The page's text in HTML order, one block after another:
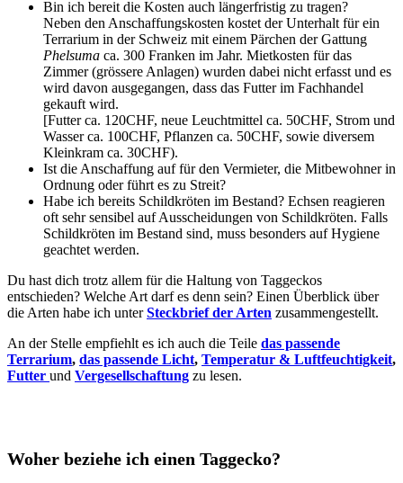
Bin ich bereit die Kosten auch längerfristig zu tragen?
Neben den Anschaffungskosten kostet der Unterhalt für ein
Terrarium in der Schweiz mit einem Pärchen der Gattung
Phelsuma ca. 300 Franken im Jahr. Mietkosten für das
Zimmer (grössere Anlagen) wurden dabei nicht erfasst und es
wird davon ausgegangen, dass das Futter im Fachhandel
gekauft wird.
[Futter ca. 120CHF, neue Leuchtmittel ca. 50CHF, Strom und
Wasser ca. 100CHF, Pflanzen ca. 50CHF, sowie diversem
Kleinkram ca. 30CHF).
Ist die Anschaffung auf für den Vermieter, die Mitbewohner in
Ordnung oder führt es zu Streit?
Habe ich bereits Schildkröten im Bestand? Echsen reagieren
oft sehr sensibel auf Ausscheidungen von Schildkröten. Falls
Schildkröten im Bestand sind, muss besonders auf Hygiene
geachtet werden.
Du hast dich trotz allem für die Haltung von Taggeckos
entschieden? Welche Art darf es denn sein? Einen Überblick über
die Arten habe ich unterSteckbrief der Arten zusammengestellt.
An der Stelle empfiehlt es ich auch die Teile das passende
Terrarium, das passende Licht, Temperatur & Luftfeuchtigkeit,
Futter und Vergesellschaftung zu lesen.
Woher beziehe ich einen Taggecko?